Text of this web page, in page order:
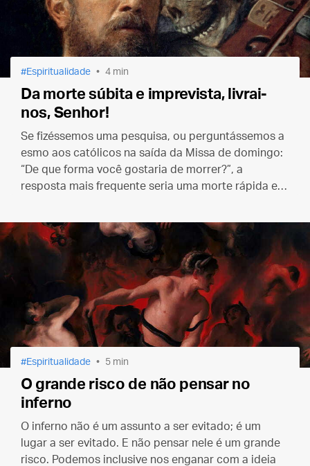
Espiritualidade 4 min
Da morte súbita e imprevista, livrai-
nos, Senhor!
Se fizéssemos uma pesquisa, ou perguntássemos a
esmo aos católicos na saída da Missa de domingo:
“De que forma você gostaria de morrer?”, a
resposta mais frequente seria uma morte rápida e
Espiritualidade 5 min
O grande risco de não pensar no
inferno
O inferno não é um assunto a ser evitado; é um
lugar a ser evitado. E não pensar nele é um grande
risco. Podemos inclusive nos enganar com a ideia